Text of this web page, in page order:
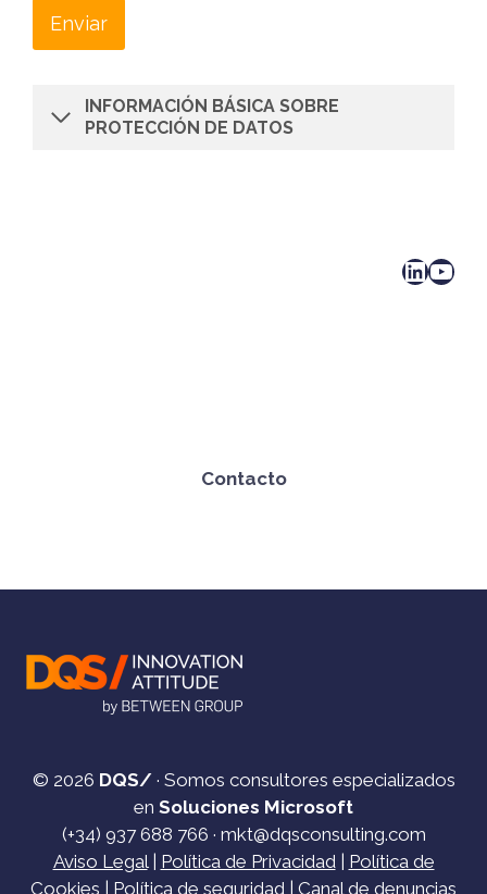
Enviar
INFORMACIÓN BÁSICA SOBRE
PROTECCIÓN DE DATOS
LinkedIn YouTube
Contacto
© 2026 DQS/· Somos consultores especializados
en Soluciones Microsoft
(+34) 937 688 766 · mkt@dqsconsulting.com
Aviso Legal| Política de Privacidad| Política de
Cookies
Política de seguridad Canal de denuncias